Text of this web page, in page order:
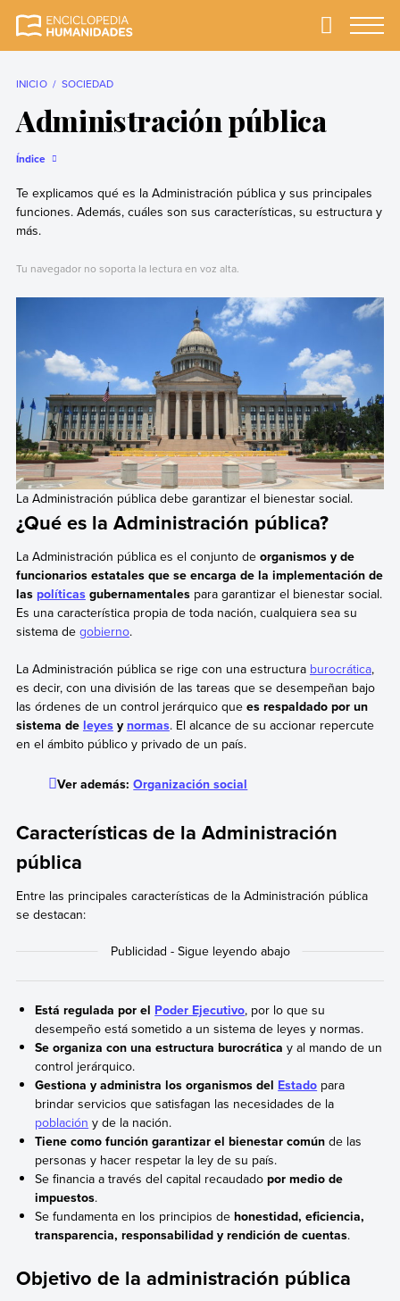
completa y más
Primary
INICIO SOCIEDAD
Administración pública
Índice
Te explicamos qué es la Administración pública y sus principales
funciones. Además, cuáles son sus características, su estructura y
más.
Tu navegador no soporta la lectura en voz alta.
La Administración pública debe garantizar el bienestar social.
¿Qué es la Administración pública?
La Administración pública es el conjunto de organismos y de
funcionarios estatales que se encarga de la implementación de
las políticasgubernamentalespara garantizar el bienestar social.
Es una característica propia de toda nación, cualquiera sea su
sistema de gobierno.
La Administración pública se rige con una estructura burocrática,
es decir, con una división de las tareas que se desempeñan bajo
las órdenes de un control jerárquico que es respaldado por un
sistema de leyesy normas. El alcance de su accionar repercute
en el ámbito público y privado de un país.
Ver además:Organización social
Características de la Administración
pública
Entre las principales características de la Administración pública
se destacan:
Está regulada por el Poder Ejecutivo, por lo que su
desempeño está sometido a un sistema de leyes y normas.
Se organiza con una estructura burocrática y al mando de un
control jerárquico.
Gestiona y administra los organismos del Estado para
brindar servicios que satisfagan las necesidades de la
población y de la nación.
Tiene como función garantizar el bienestar común de las
personas y hacer respetar la ley de su país.
Se financia a través del capital recaudadopor medio de
impuestos.
Se fundamenta en los principios de honestidad, eficiencia,
transparencia, responsabilidad y rendición de cuentas.
Objetivo de la administración pública